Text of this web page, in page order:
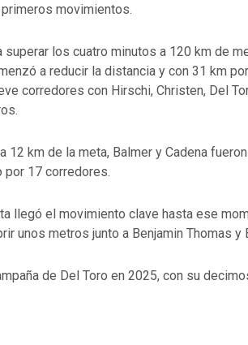
movimientos.
superar los cuatro minutos a 120 km de
a reducir la distancia y con 31 km
corredores con Hirschi, Christen, Del
12 km de la meta, Balmer y Cadena
por 17 corredores.
llegó el movimiento clave hasta ese
unos metros junto a Benjamin Thomas y
de Del Toro en 2025, con su